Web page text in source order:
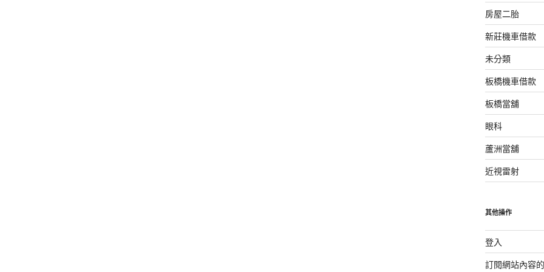
房屋二胎
新莊機車借款
未分類
板橋機車借款
板橋當舖
眼科
蘆洲當舖
近視雷射
其他操作
登入
訂閱網站內容